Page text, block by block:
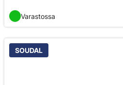
Varastossa
SOUDAL